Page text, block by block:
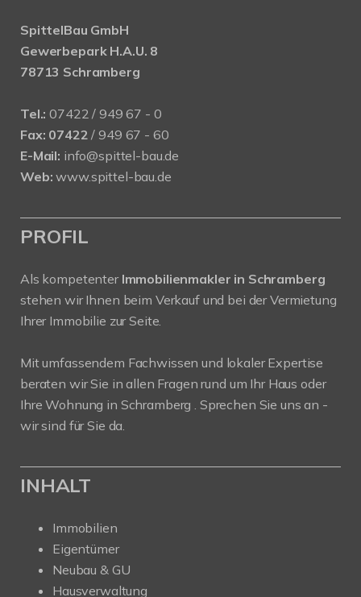
SpittelBau GmbH
Gewerbepark H.A.U. 8
78713 Schramberg
Tel.: 07422 / 949 67 - 0
Fax: 07422 / 949 67 - 60
E-Mail: info@spittel-bau.de
Web: www.spittel-bau.de
PROFIL
Als kompetenter Immobilienmakler in Schramberg
stehen wir Ihnen beim Verkauf und bei der Vermietung
Ihrer Immobilie zur Seite.
Mit umfassendem Fachwissen und lokaler Expertise
beraten wir Sie in allen Fragen rund um Ihr Haus oder
Ihre Wohnung in Schramberg . Sprechen Sie uns an -
wir sind für Sie da.
INHALT
Immobilien
Eigentümer
Neubau & GU
Hausverwaltung